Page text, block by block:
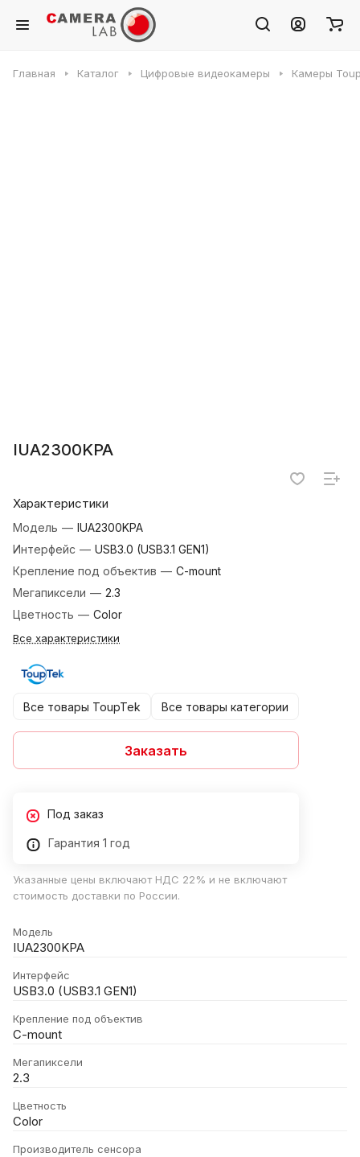
Главная Каталог Цифровые видеокамеры Камеры
IUA2300KPA
Характеристики
Модель — IUA2300KPA
Интерфейс — USB3.0 (USB3.1 GEN1)
Крепление под объектив — C-mount
Мегапиксели — 2.3
Цветность — Color
Все характеристики
Все товары ToupTek Все товары категории
Заказать
Под заказ
Гарантия 1 год
Указанные цены включают НДС 22% и не включают
стоимость доставки по России.
Модель
IUA2300KPA
Интерфейс
USB3.0 (USB3.1 GEN1)
Крепление под объектив
C-mount
Мегапиксели
2.3
Цветность
Color
Производитель сенсора